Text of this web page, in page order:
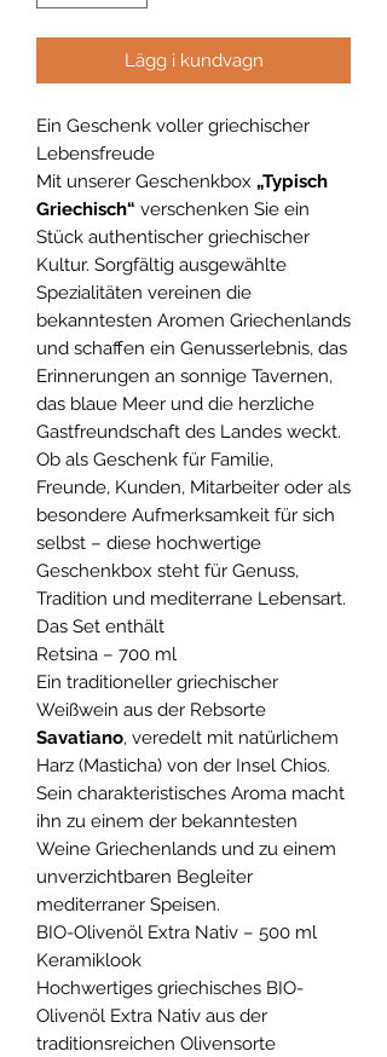
Lägg i kundvagn
Ein Geschenk voller griechischer
Lebensfreude
Mit unserer Geschenkbox „Typisch
Griechisch“ verschenken Sie ein
Stück authentischer griechischer
Kultur. Sorgfältig ausgewählte
Spezialitäten vereinen die
bekanntesten Aromen Griechenlands
und schaffen ein Genusserlebnis, das
Erinnerungen an sonnige Tavernen,
das blaue Meer und die herzliche
Gastfreundschaft des Landes weckt.
Ob als Geschenk für Familie,
Freunde, Kunden, Mitarbeiter oder als
besondere Aufmerksamkeit für sich
selbst – diese hochwertige
Geschenkbox steht für Genuss,
Tradition und mediterrane Lebensart.
Das Set enthält
Retsina – 700 ml
Ein traditioneller griechischer
Weißwein aus der Rebsorte
Savatiano, veredelt mit natürlichem
Harz (Masticha) von der Insel Chios.
Sein charakteristisches Aroma macht
ihn zu einem der bekanntesten
Weine Griechenlands und zu einem
unverzichtbaren Begleiter
mediterraner Speisen.
BIO-Olivenöl Extra Nativ – 500 ml
Keramiklook
Hochwertiges griechisches BIO-
Olivenöl Extra Nativ aus der
traditionsreichen Olivensorte